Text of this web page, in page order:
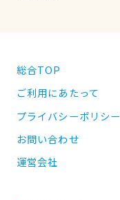
総合TOP
ご利用にあたって
プライバシーポリシー
お問い合わせ
運営会社